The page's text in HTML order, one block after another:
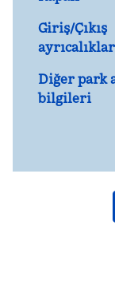
Giriş/Çıkış
Diğer park
bilgileri